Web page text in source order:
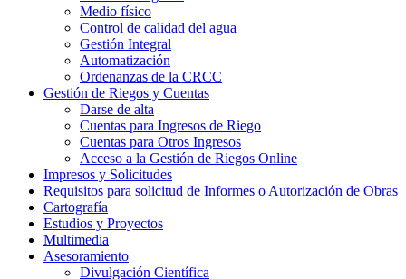
Medio físico
Control de calidad del agua
Gestión Integral
Automatización
Ordenanzas de la CRCC
Gestión de Riegos y Cuentas
Darse de alta
Cuentas para Ingresos de Riego
Cuentas para Otros Ingresos
Acceso a la Gestión de Riegos Online
Impresos y Solicitudes
Requisitos para solicitud de Informes o Autorización de Obras
Cartografía
Estudios y Proyectos
Multimedia
Asesoramiento
Divulgación Científica